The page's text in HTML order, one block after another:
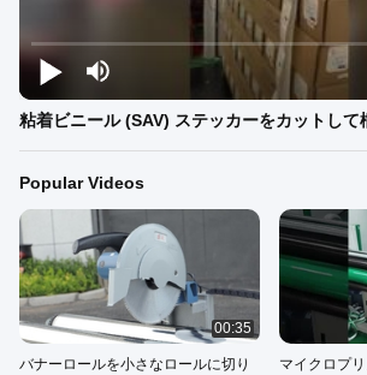
粘着ビニール (SAV) ステッカーをカットして
Popular Videos
00:35
バナーロールを小さなロールに切り
マイクロプ